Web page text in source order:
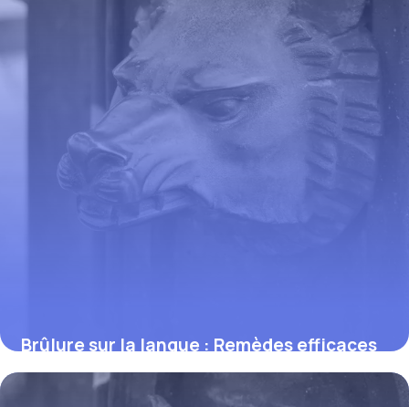
Brûlure sur la langue : Remèdes efficaces
2 juin 2026